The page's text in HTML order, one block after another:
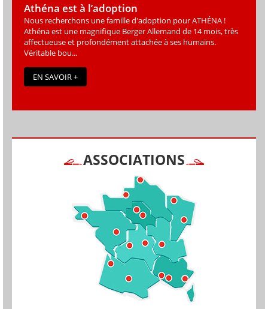
Athéna est à l’adoption
Nous recherchons une famille d'adoption pour ATHÉNA !
Athéna est une magniﬁque Berger Allemand de 14 mois, très
affectueuse et profondément attachée à ses humains.
Véritable bou...
EN SAVOIR +
ASSOCIATIONS